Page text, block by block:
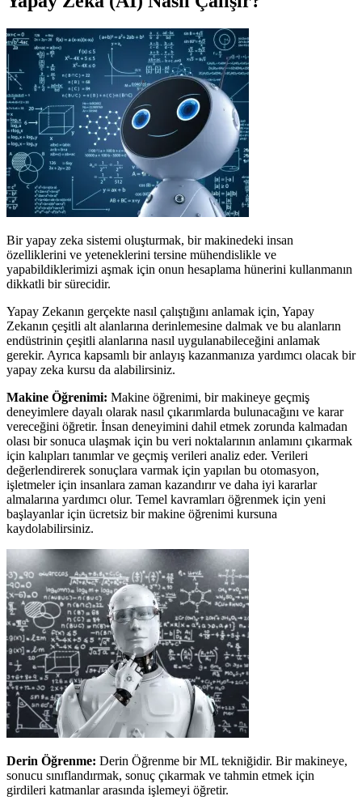
Bir yapay zeka sistemi oluşturmak, bir makinedeki insan
özelliklerini ve yeteneklerini tersine mühendislikle ve
yapabildiklerimizi aşmak için onun hesaplama hünerini kullanmanın
dikkatli bir sürecidir.
Yapay Zekanın gerçekte nasıl çalıştığını anlamak için, Yapay
Zekanın çeşitli alt alanlarına derinlemesine dalmak ve bu alanların
endüstrinin çeşitli alanlarına nasıl uygulanabileceğini anlamak
gerekir. Ayrıca kapsamlı bir anlayış kazanmanıza yardımcı olacak bir
yapay zeka kursu da alabilirsiniz.
Makine Öğrenimi: Makine öğrenimi, bir makineye geçmiş
deneyimlere dayalı olarak nasıl çıkarımlarda bulunacağını ve karar
vereceğini öğretir. İnsan deneyimini dahil etmek zorunda kalmadan
olası bir sonuca ulaşmak için bu veri noktalarının anlamını çıkarmak
için kalıpları tanımlar ve geçmiş verileri analiz eder. Verileri
değerlendirerek sonuçlara varmak için yapılan bu otomasyon,
işletmeler için insanlara zaman kazandırır ve daha iyi kararlar
almalarına yardımcı olur. Temel kavramları öğrenmek için yeni
başlayanlar için ücretsiz bir makine öğrenimi kursuna
kaydolabilirsiniz.
Derin Öğrenme: Derin Öğrenme bir ML tekniğidir. Bir makineye,
sonucu sınıflandırmak, sonuç çıkarmak ve tahmin etmek için
girdileri katmanlar arasında işlemeyi öğretir.